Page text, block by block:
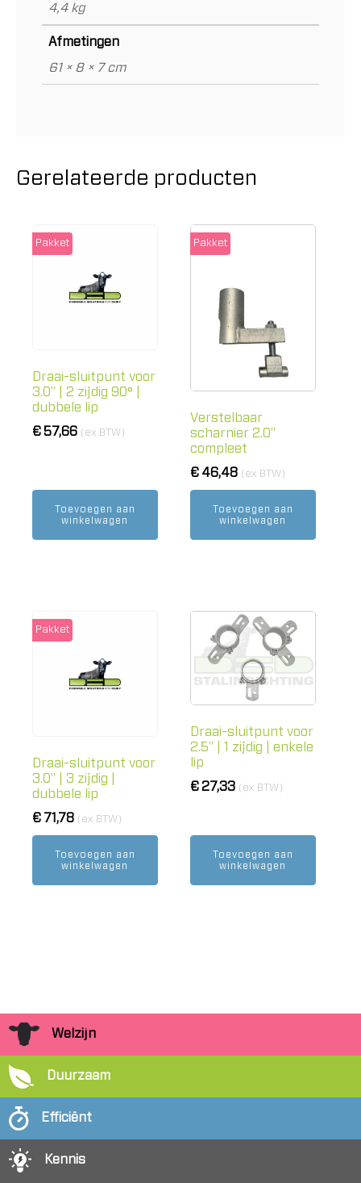
4,4 kg
Afmetingen
61 × 8 × 7 cm
Gerelateerde producten
Draai-sluitpunt voor
3.0" | 2 zijdig 90° |
dubbele lip
Pakket
€57,66 (ex BTW)
Toevoegen aan
winkelwagen
Verstelbaar
scharnier 2.0"
compleet
Pakket
€46,48 (ex BTW)
Toevoegen aan
winkelwagen
Draai-sluitpunt voor
3.0" | 3 zijdig |
dubbele lip
Pakket
€ 71,78 (ex BTW)
Toevoegen aan
winkelwagen
Draai-sluitpunt voor
2.5" | 1 zijdig | enkele
lip
€27,33 (ex BTW)
Toevoegen aan
winkelwagen
Welzijn
Duurzaam
Efficiënt
Kennis